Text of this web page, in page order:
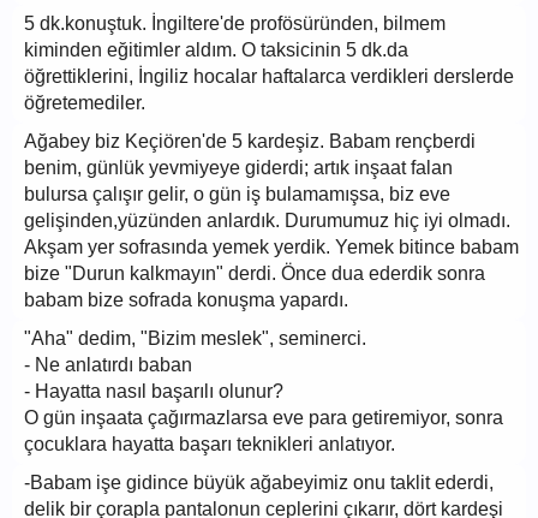
5 dk.konuştuk. İngiltere'de profösüründen, bilmem
kiminden eğitimler aldım. O taksicinin 5 dk.da
öğrettiklerini, İngiliz hocalar haftalarca verdikleri derslerde
öğretemediler.
Ağabey biz Keçiören'de 5 kardeşiz. Babam rençberdi
benim, günlük yevmiyeye giderdi; artık inşaat falan
bulursa çalışır gelir, o gün iş bulamamışsa, biz eve
gelişinden,yüzünden anlardık. Durumumuz hiç iyi olmadı.
Akşam yer sofrasında yemek yerdik. Yemek bitince babam
bize "Durun kalkmayın" derdi. Önce dua ederdik sonra
babam bize sofrada konuşma yapardı.
"Aha" dedim, "Bizim meslek", seminerci.
- Ne anlatırdı baban
- Hayatta nasıl başarılı olunur?
O gün inşaata çağırmazlarsa eve para getiremiyor, sonra
çocuklara hayatta başarı teknikleri anlatıyor.
-Babam işe gidince büyük ağabeyimiz onu taklit ederdi,
delik bir çorapla pantalonun ceplerini çıkarır, dört kardeşi